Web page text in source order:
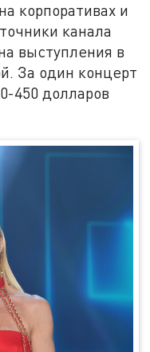
корпоративах и
канала
выступления в
За один концерт
450 долларов